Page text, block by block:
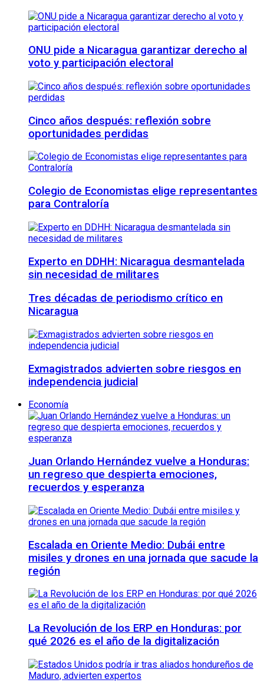
ONU pide a Nicaragua garantizar derecho al
voto y participación electoral
Cinco años después: reflexión sobre
oportunidades perdidas
Colegio de Economistas elige representantes
para Contraloría
Experto en DDHH: Nicaragua desmantelada
sin necesidad de militares
Tres décadas de periodismo crítico en
Nicaragua
Exmagistrados advierten sobre riesgos en
independencia judicial
Economía
Juan Orlando Hernández vuelve a Honduras:
un regreso que despierta emociones,
recuerdos y esperanza
Escalada en Oriente Medio: Dubái entre
misiles y drones en una jornada que sacude la
región
La Revolución de los ERP en Honduras: por
qué 2026 es el año de la digitalización